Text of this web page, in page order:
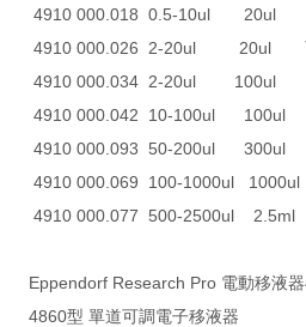
4910 000.018 0.5-10ul 20ul
4910 000.026 2-20ul 20ul 可
4910 000.034 2-20ul 100ul
4910 000.042 10-100ul 100ul
4910 000.093 50-200ul 300ul
4910 000.069 100-1000ul 1000ul
4910 000.077 500-2500ul 2.5ml
Eppendorf Research Pro 電動移液
4860型 單道可調電子移液器